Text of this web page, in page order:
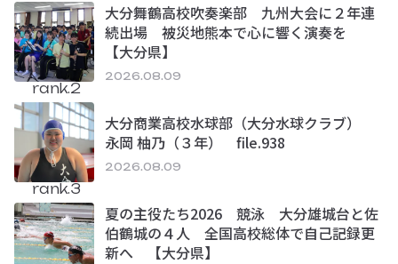
大分舞鶴高校吹奏楽部 九州大会に２年連
続出場 被災地熊本で心に響く演奏を
【大分県】
2026.08.09
rank.2
大分商業高校水球部（大分水球クラブ）
永岡 柚乃（３年） file.938
2026.08.09
rank.3
夏の主役たち2026 競泳 大分雄城台と佐
伯鶴城の４人 全国高校総体で自己記録更
新へ 【大分県】